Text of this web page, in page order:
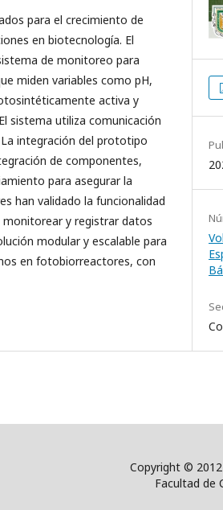
para el crecimiento de
en biotecnología. El
de monitoreo para
miden variables como pH,
activa y
sistema utiliza comunicación
integración del prototipo
de componentes,
para asegurar la
han validado la funcionalidad
monitorear y registrar datos
modular y escalable para
en fotobiorreactores, con
Copyright ©
Facultad de